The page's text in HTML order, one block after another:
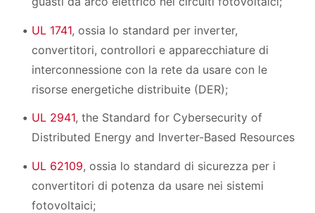
UL 1741, ossia lo standard per inverter,
convertitori, controllori e apparecchiature di
interconnessione con la rete da usare con le
risorse energetiche distribuite (DER);
UL 2941, the Standard for Cybersecurity of
Distributed Energy and Inverter-Based Resources
UL 62109, ossia lo standard di sicurezza per i
convertitori di potenza da usare nei sistemi
fotovoltaici;